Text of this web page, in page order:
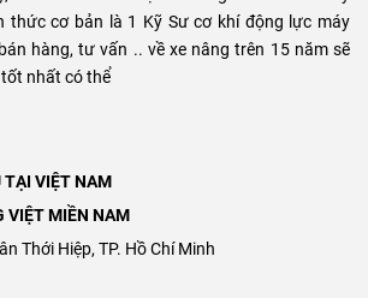
thức cơ bản là 1 Kỹ Sư cơ khí động lực máy
hàng, tư vấn .. về xe nâng trên 15 năm sẽ
nhất có thể
TẠI VIỆT NAM
VIỆT MIỀN NAM
Thới Hiệp, TP. Hồ Chí Minh